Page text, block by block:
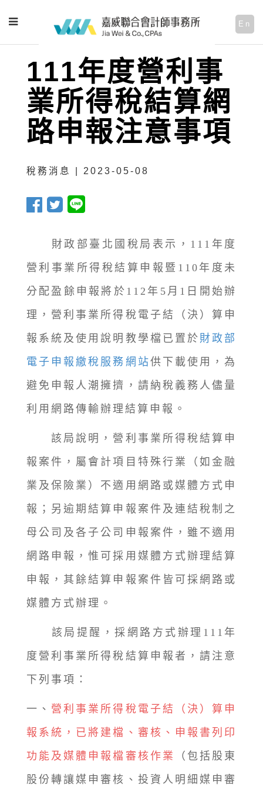
En
111年度營利事
業所得稅結算網
路申報注意事項
稅務消息 | 2023-05-08
財政部臺北國稅局表示，111年度
營利事業所得稅結算申報暨110年度未
分配盈餘申報將於112年5月1日開始辦
理，營利事業所得稅電子結（決）算申
報系統及使用說明教學檔已置於 財政部
電子申報繳稅服務網站供下載使用，為
避免申報人潮擁擠，請納稅義務人儘量
利用網路傳輸辦理結算申報。
該局說明，營利事業所得稅結算申
報案件，屬會計項目特殊行業（如金融
業及保險業）不適用網路或媒體方式申
報；另逾期結算申報案件及連結稅制之
母公司及各子公司申報案件，雖不適用
網路申報，惟可採用媒體方式辦理結算
申報，其餘結算申報案件皆可採網路或
媒體方式辦理。
該局提醒，採網路方式辦理111年
度營利事業所得稅結算申報者，請注意
下列事項：
一、 營利事業所得稅電子結（決）算申
報系統，已將建檔、審核、申報書列印
功能及媒體申報檔審核作業
（包括股東
股份轉讓媒申審核、投資人明細媒申審